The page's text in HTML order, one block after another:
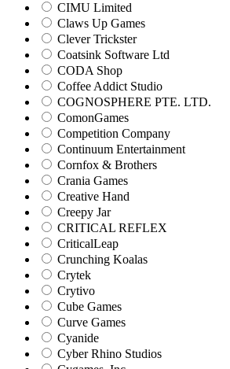
CIMU Limited
Claws Up Games
Clever Trickster
Coatsink Software Ltd
CODA Shop
Coffee Addict Studio
COGNOSPHERE PTE. LTD.
ComonGames
Competition Company
Continuum Entertainment
Cornfox & Brothers
Crania Games
Creative Hand
Creepy Jar
CRITICAL REFLEX
CriticalLeap
Crunching Koalas
Crytek
Crytivo
Cube Games
Curve Games
Cyanide
Cyber Rhino Studios